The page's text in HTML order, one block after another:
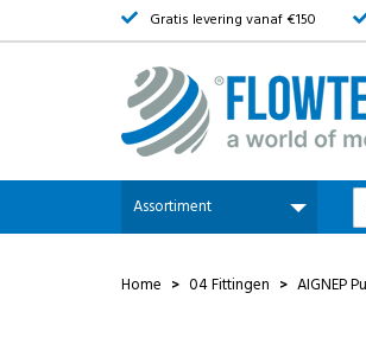
Gratis levering vanaf €150
Assortiment
Home > 04 Fittingen > AIGNEP